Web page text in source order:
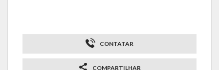
CONTATAR
COMPARTILHAR